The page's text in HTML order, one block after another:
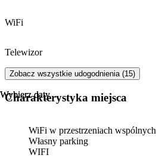
Wybierz daty
Wybierz daty
WiFi
Telewizor
Zobacz wszystkie udogodnienia (15)
Charakterystyka miejsca
WiFi w przestrzeniach wspólnych
Własny parking
WIFI